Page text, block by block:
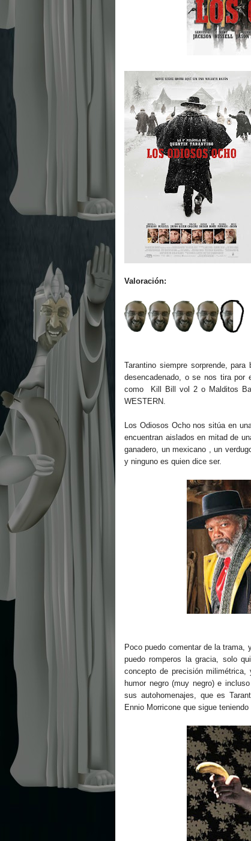
Valoración:
Tarantino siempre sorprende,
desencadenado, o se nos tira
como Kill Bill vol 2 o Malditos
WESTERN.
Los Odiosos Ocho nos sitúa en
encuentran aislados en mitad de
ganadero, un mexicano , un
y ninguno es quien dice ser.
Poco puedo comentar de la trama,
puedo romperos la gracia, solo
concepto de precisión
humor negro (muy negro) e
sus autohomenajes, que es
Ennio Morricone que sigue